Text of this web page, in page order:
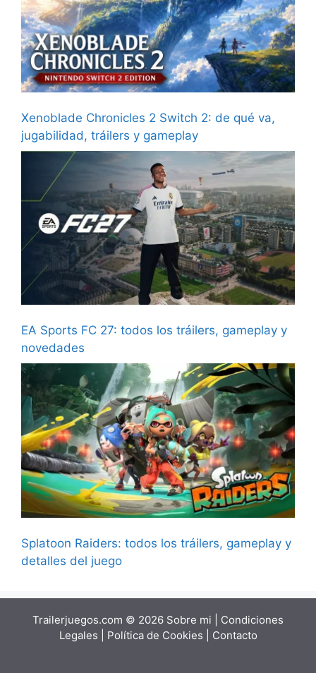
Xenoblade Chronicles 2 Switch 2: de qué va,
jugabilidad, tráilers y gameplay
EA Sports FC 27: todos los tráilers, gameplay y
novedades
Splatoon Raiders: todos los tráilers, gameplay y
detalles del juego
Trailerjuegos.com © 2026 Sobre mi
Condiciones
Legales
Política de Cookies Contacto